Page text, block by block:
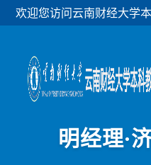
欢迎您访问云南财经大学
明经理·